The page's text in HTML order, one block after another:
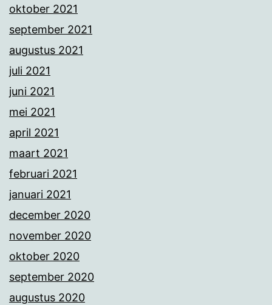
oktober 2021
september 2021
augustus 2021
juli 2021
juni 2021
mei 2021
april 2021
maart 2021
februari 2021
januari 2021
december 2020
november 2020
oktober 2020
september 2020
augustus 2020